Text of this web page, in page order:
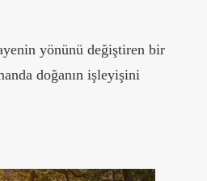
yönünü değiştiren bir
doğanın işleyişini